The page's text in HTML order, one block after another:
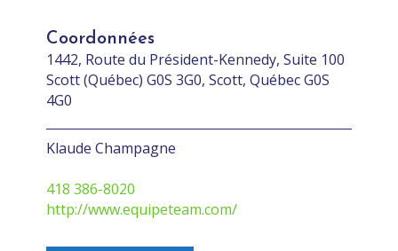
Coordonnées
1442, Route du Président-Kennedy, Suite 100
Scott (Québec) G0S 3G0, Scott, Québec G0S
4G0
Klaude Champagne
418 386-8020
http://www.equipeteam.com/